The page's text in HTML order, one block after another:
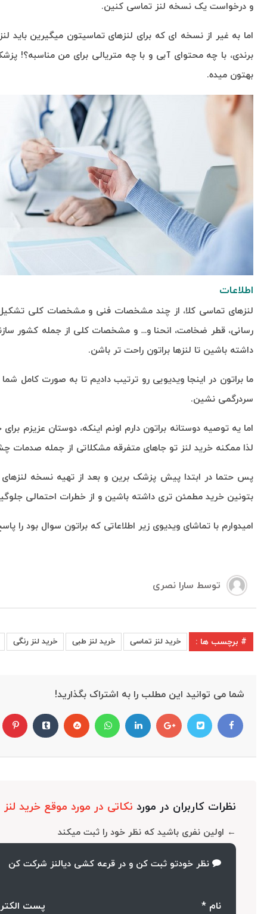
و درخواست یک نسخه لنز تماسی کنین.
اما به غیر از نسخه ای که برای لنزهای تماسیتون میگیرین
برندی، با چه محتوای آبی و با چه متریالی برای من مناسبه؟!
بهتون میده.
اطلاعات
لنزهای تماسی کلا، از چند مشخصات فنی و مشخصات کلی تشکیل
رسانی، قطر ضخامت، انحنا و… و مشخصات کلی از جمله کشور
داشته باشین تا لنزها براتون راحت تر باشن.
ما براتون در اینجا ویدیویی رو ترتیب دادیم تا به صورت کامل
سردرگمی نشین.
اما یه توصیه دوستانه براتون دارم اونم اینکه، دوستان عزیزم
لذا ممکنه خرید لنز تو جاهای متفرقه مشکلاتی از جمله
پس حتما در ابتدا پیش پزشک برین و بعد از تهیه نسخه
بتونین خرید مطمئن تری داشته باشین و از خطرات احتمالی
امیدوارم با تماشای ویدیوی زیر اطلاعاتی که براتون سوال بود را
توسط سارا نصری
# برچسب ها : خرید لنز تماسی خرید لنز طبی خرید لنز رنگی
شما می توانید این مطلب را به اشتراک بگذارید!
نظرات کاربران در مورد نکاتی در مورد موقع خرید لنز
← اولین نفری باشید که نظر خود را ثبت میکند
نظر خودتو ثبت کن و در قرعه کشی دیالنز شرکت کن
نام * پست